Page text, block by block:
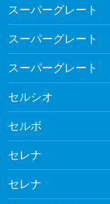
スーパーグレート
スーパーグレート
スーパーグレート
セルシオ
セルボ
セレナ
セレナ